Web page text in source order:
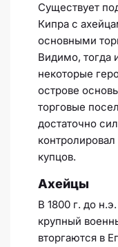
Существует
Кипра с
основными
Видимо, тогда
некоторые
острове
торговые
достаточно
купцов.
Ахейцы
В 1800 г. до
крупный
вторгаются в